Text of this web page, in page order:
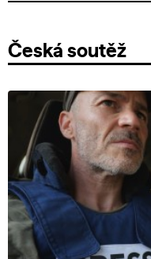
Česká soutěž